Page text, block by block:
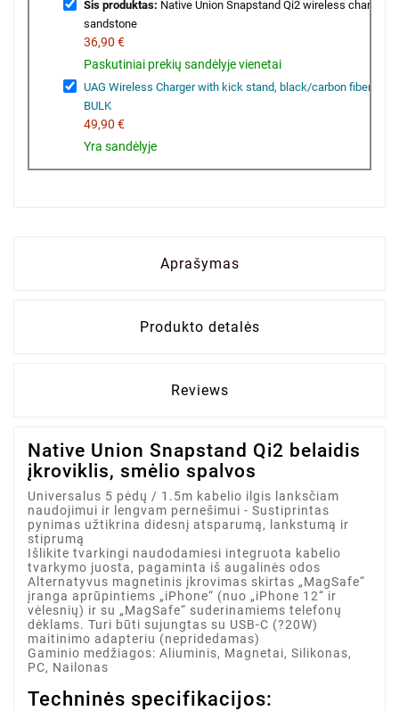
Šis produktas: Native Union Snapstand Qi2 wireless charger,
sandstone
36,90 €
Paskutiniai prekių sandėlyje vienetai
UAG Wireless Charger with kick stand, black/carbon fiber,
BULK
49,90 €
Yra sandėlyje
Aprašymas
Produkto detalės
Reviews
Native Union Snapstand Qi2 belaidis
įkroviklis, smėlio spalvos
Universalus 5 pėdų / 1.5m kabelio ilgis lanksčiam
naudojimui ir lengvam pernešimui - Sustiprintas
pynimas užtikrina didesnį atsparumą, lankstumą ir
stiprumą
Išlikite tvarkingi naudodamiesi integruota kabelio
tvarkymo juosta, pagaminta iš augalinės odos
Alternatyvus magnetinis įkrovimas skirtas „MagSafe“
įranga aprūpintiems „iPhone“ (nuo „iPhone 12“ ir
vėlesnių) ir su „MagSafe“ suderinamiems telefonų
dėklams. Turi būti sujungtas su USB-C (?20W)
maitinimo adapteriu (nepridedamas)
Gaminio medžiagos: Aliuminis, Magnetai, Silikonas,
PC, Nailonas
Techninės specifikacijos: